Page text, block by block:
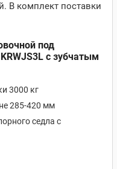
В комплект поставки
под
с зубчатым
3000 кг
285-420 мм
седла с